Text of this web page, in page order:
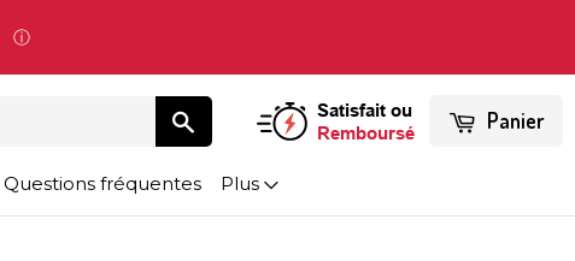
ⓘ
Satisfait ou
Remboursé
Panier
Questions fréquentes Plus